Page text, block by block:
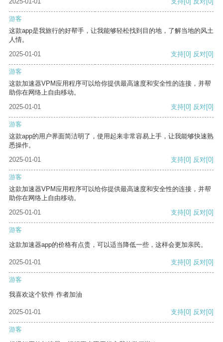
游客
这款app是我旅行的好帮手，让我能够轻松找到目的地，了解当地的风土
人情。
2025-01-01
支持[0] 反对[0]
游客
这款加速器VPM应用程序可以给你提供最高速度和安全性的连接，并帮
助你在网络上自由移动。
2025-01-01
支持[0] 反对[0]
游客
这款app的用户界面简洁明了，使用起来非常容易上手，让我能够快速熟
悉操作。
2025-01-01
支持[0] 反对[0]
游客
这款加速器VPM应用程序可以给你提供最高速度和安全性的连接，并帮
助你在网络上自由移动。
2025-01-01
支持[0] 反对[0]
游客
这款加速器app的价格有点贵，可以适当降低一些，这样会更加亲民。
2025-01-01 支持[0] 反对[0]
游客
我喜欢这个软件 作者加油
2025-01-01 支持[0] 反对[0]
游客